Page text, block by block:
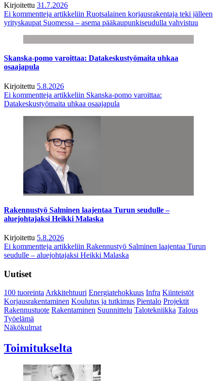
Kirjoitettu 31.7.2026
Ei kommentteja artikkeliin Ruotsalainen korjausrakentaja teki jälleen
yrityskaupat Suomessa – asema pääkaupunkiseudulla vahvistuu
Skanska-pomo varoittaa: Datakeskustyömaita uhkaa
osaajapula
Kirjoitettu 5.8.2026
Ei kommentteja artikkeliin Skanska-pomo varoittaa:
Datakeskustyömaita uhkaa osaajapula
Rakennustyö Salminen laajentaa Turun seudulle –
aluejohtajaksi Heikki Malaska
Kirjoitettu 5.8.2026
Ei kommentteja artikkeliin Rakennustyö Salminen laajentaa Turun
seudulle – aluejohtajaksi Heikki Malaska
Uutiset
100 tuoreintaArkkitehtuuri Energiatehokkuus Infra Kiinteistöt
Korjausrakentaminen Koulutus ja tutkimus Pientalo Projektit
Rakennustuote Rakentaminen Suunnittelu Talotekniikka Talous
Työelämä
Näkökulmat
Toimitukselta